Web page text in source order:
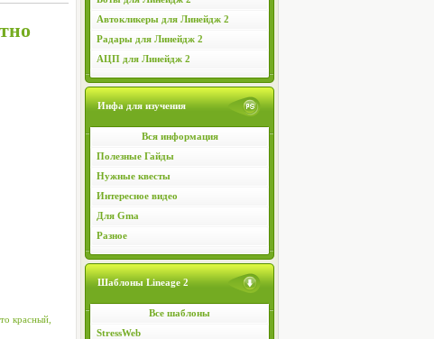
Автокликеры для Линейдж 2
Радары для Линейдж 2
АЦП для Линейдж 2
Инфа для изучения
Вся информация
Полезные Гайды
Нужные квесты
Интересное видео
Для Gma
Разное
Шаблоны Lineage 2
Все шаблоны
StressWeb
красный,